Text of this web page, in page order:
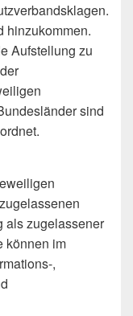
hinzukommen.
Aufstellung zu
sind
als zugelassener
können im
,